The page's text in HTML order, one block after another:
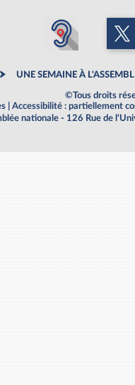
UNE SEMAINE À
©Tous droits
Accessibilité : partiellement
nationale - 126 Rue de